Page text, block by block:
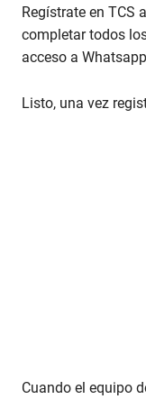
Regístrate en TCS
completar todos
acceso a
Listo, una vez
Cuando el equipo